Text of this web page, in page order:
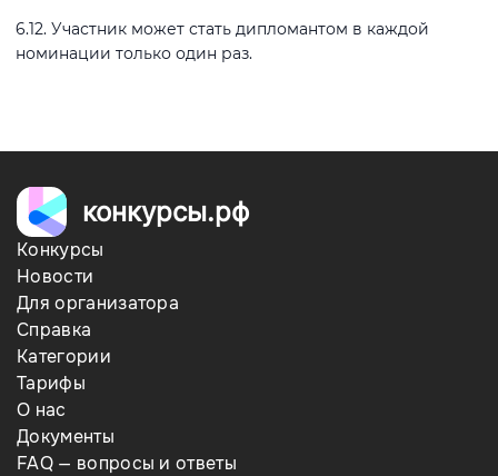
6.12. Участник может стать дипломантом в каждой
номинации только один раз.
конкурсы.рф
Конкурсы
Новости
Для организатора
Справка
Категории
Тарифы
О нас
Документы
FAQ — вопросы и ответы